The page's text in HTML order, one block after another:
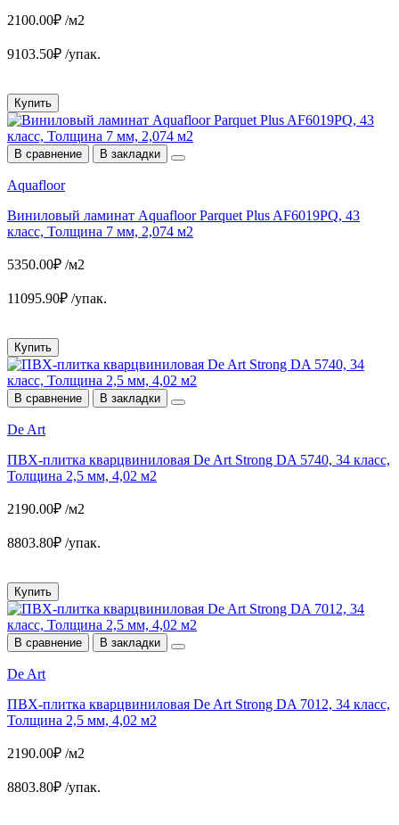
2100.00₽ /м2
9103.50₽ /упак.
Купить
В сравнение В закладки
Aquafloor
Виниловый ламинат Aquafloor Parquet Plus AF6019PQ, 43
класс, Толщина 7 мм, 2,074 м2
5350.00₽ /м2
11095.90₽ /упак.
Купить
В сравнение В закладки
De Art
ПВХ-плитка кварцвиниловая De Art Strong DA 5740, 34 класс,
Толщина 2,5 мм, 4,02 м2
2190.00₽ /м2
8803.80₽ /упак.
Купить
В сравнение В закладки
De Art
ПВХ-плитка кварцвиниловая De Art Strong DA 7012, 34 класс,
Толщина 2,5 мм, 4,02 м2
2190.00₽ /м2
8803.80₽ /упак.